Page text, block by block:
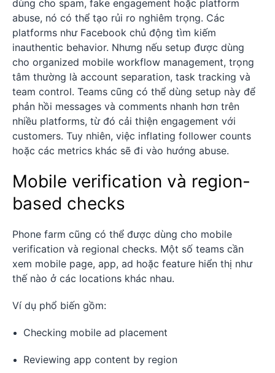
dùng cho spam, fake engagement hoặc platform
abuse, nó có thể tạo rủi ro nghiêm trọng. Các
platforms như Facebook chủ động tìm kiếm
inauthentic behavior. Nhưng nếu setup được dùng
cho organized mobile workflow management, trọng
tâm thường là account separation, task tracking và
team control. Teams cũng có thể dùng setup này để
phản hồi messages và comments nhanh hơn trên
nhiều platforms, từ đó cải thiện engagement với
customers. Tuy nhiên, việc inflating follower counts
hoặc các metrics khác sẽ đi vào hướng abuse.
Mobile verification và region-
based checks
Phone farm cũng có thể được dùng cho mobile
verification và regional checks. Một số teams cần
xem mobile page, app, ad hoặc feature hiển thị như
thế nào ở các locations khác nhau.
Ví dụ phổ biến gồm:
Checking mobile ad placement
Reviewing app content by region